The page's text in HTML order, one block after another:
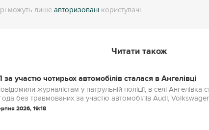
можуть лише авторизовані користувачі
Читати також
участю чотирьох автомобілів сталася в Ангелівці
журналістам у патрульній поліції, в селі
без травмованих за участю автомобілів Audi,
2026, 19:18